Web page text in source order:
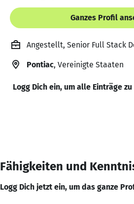
Ganzes Profil
Angestellt, Senior Full Stack
Pontiac, Vereinigte Staaten
Logg Dich ein, um alle Einträge
Fähigkeiten und
Logg Dich jetzt ein, um das ganze